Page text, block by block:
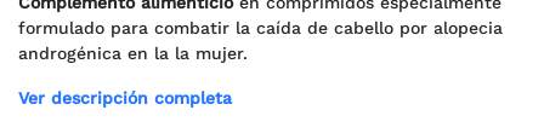
formulado para combatir la caída de cabello por alopecia
androgénica en la la mujer.
Ver descripción completa